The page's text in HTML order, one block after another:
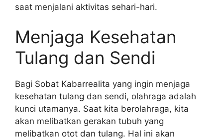
saat menjalani aktivitas sehari-hari.
Menjaga Kesehatan
Tulang dan Sendi
Bagi Sobat Kabarrealita yang ingin menjaga
kesehatan tulang dan sendi, olahraga adalah
kunci utamanya. Saat kita berolahraga, kita
akan melibatkan gerakan tubuh yang
melibatkan otot dan tulang. Hal ini akan